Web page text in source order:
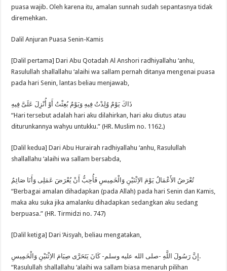
puasa wajib. Oleh karena itu, amalan sunnah sudah sepantasnya tidak
diremehkan.
Dalil Anjuran Puasa Senin-Kamis
[Dalil pertama] Dari Abu Qotadah Al Anshori radhiyallahu ‘anhu,
Rasulullah shallallahu ‘alaihi wa sallam pernah ditanya mengenai puasa
pada hari Senin, lantas beliau menjawab,
ذَاكَ يَوْمٌ وُلِدْتُ فِيهِ وَيَوْمٌ بُعِثْتُ أَوْ أُنْزِلَ عَلَىَّ فِيهِ
“Hari tersebut adalah hari aku dilahirkan, hari aku diutus atau
diturunkannya wahyu untukku.” (HR. Muslim no. 1162.)
[Dalil kedua] Dari Abu Hurairah radhiyallahu ‘anhu, Rasulullah
shallallahu ‘alaihi wa sallam bersabda,
تُعْرَضُ الأَعْمَالُ يَوْمَ الاِثْنَيْنِ وَالْخَمِيسِ فَأُحِبُّ أَنْ يُعْرَضَ عَمَلِى وَأَنَا صَائِمٌ
“Berbagai amalan dihadapkan (pada Allah) pada hari Senin dan Kamis,
maka aku suka jika amalanku dihadapkan sedangkan aku sedang
berpuasa.” (HR. Tirmidzi no. 747)
[Dalil ketiga] Dari ‘Aisyah, beliau mengatakan,
إِنَّ رَسُولَ اللَّهِ -صلى الله عليه وسلم- كَانَ يَتَحَرَّى صِيَامَ الاِثْنَيْنِ وَالْخَمِيسِ.
“Rasulullah shallallahu ‘alaihi wa sallam biasa menaruh pilihan